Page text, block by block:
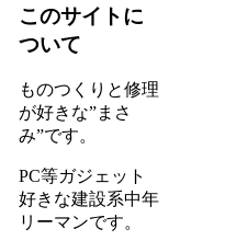
このサイトに
ついて
ものつくりと修理
が好きな”まさ
み”です。
PC等ガジェット
好きな建設系中年
リーマンです。